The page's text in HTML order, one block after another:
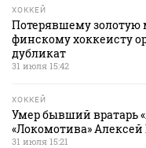
ХОККЕЙ
Потерявшему золотую
финскому хоккеисту
дубликат
31 июля 15:42
ХОККЕЙ
Умер бывший вратарь
«Локомотива»
31 июля 15:21